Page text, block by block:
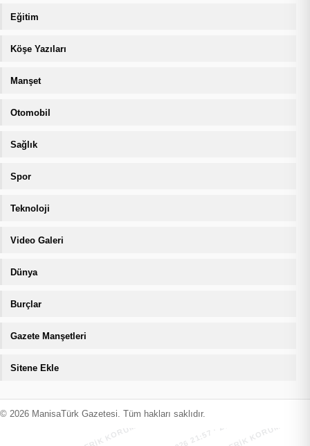
Eğitim
Köşe Yazıları
Manşet
Otomobil
Sağlık
Spor
Teknoloji
Video Galeri
Dünya
Burçlar
Gazete Manşetleri
Sitene Ekle
© 2026 ManisaTürk Gazetesi. Tüm hakları saklıdır.
MANİSATÜRK İÇERİK KORUMA · 06.08.2026 21:57 · ZIYARETÇI
MANİSATÜRK İÇERİK KORUMA